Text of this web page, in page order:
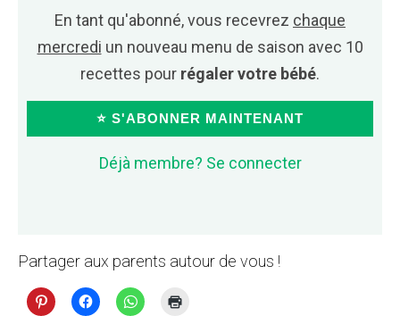
En tant qu'abonné, vous recevrez chaque
mercredi un nouveau menu de saison avec 10
recettes pour régaler votre bébé.
⭐ S'ABONNER MAINTENANT
Déjà membre? Se connecter
Partager aux parents autour de vous !